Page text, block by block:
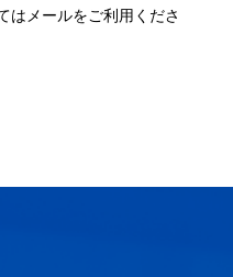
はメールをご利用くださ